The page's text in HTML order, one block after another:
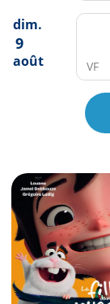
dim.
9
août VF